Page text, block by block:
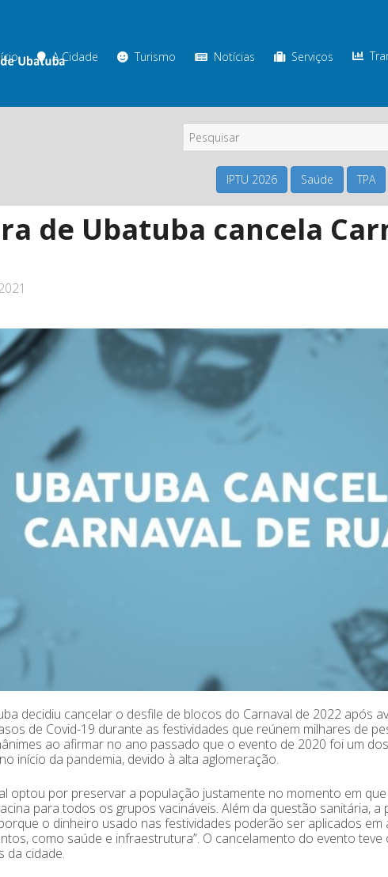
A Cidade Turismo Notícias Serviços
IPTU 2026 Saúde TPA
de Ubatuba cancela
decidiu cancelar o desfile de blocos do Carnaval de 2022 após
de Covid-19 durante as festividades que reúnem milhares de
ao afirmar no ano passado que o evento de 2020 foi um
início da pandemia, devido à alta aglomeração.
optou por preservar a população justamente no momento em
para todos os grupos vacináveis. Além da questão sanitária,
o dinheiro usado nas festividades poderão ser aplicados em
como saúde e infraestrutura”. O cancelamento do evento
da cidade.